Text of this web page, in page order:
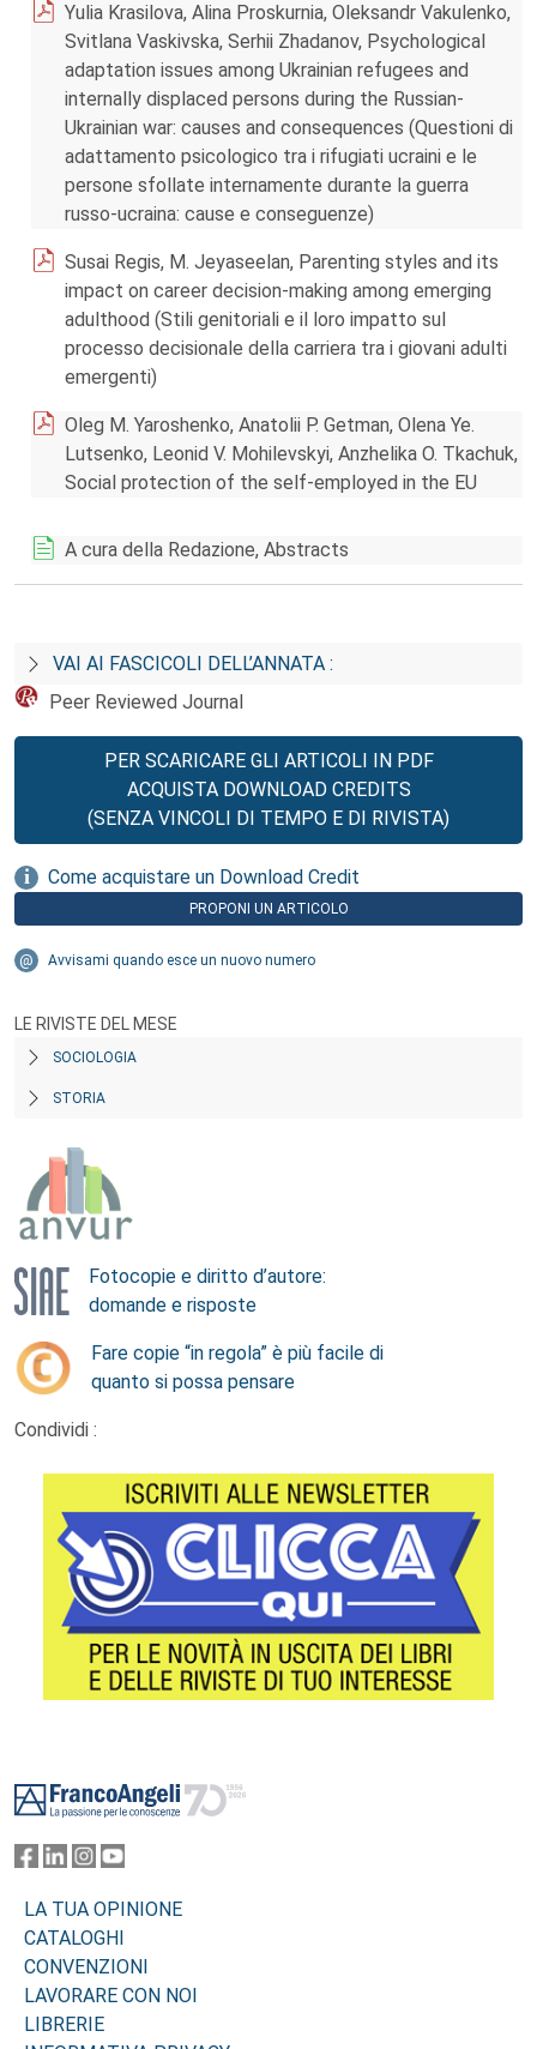
Yulia Krasilova, Alina Proskurnia, Oleksandr Vakulenko,
Svitlana Vaskivska, Serhii Zhadanov, Psychological
adaptation issues among Ukrainian refugees and
internally displaced persons during the Russian-
Ukrainian war: causes and consequences (Questioni di
adattamento psicologico tra i rifugiati ucraini e le
persone sfollate internamente durante la guerra
russo-ucraina: cause e conseguenze)
Susai Regis, M. Jeyaseelan, Parenting styles and its
impact on career decision-making among emerging
adulthood (Stili genitoriali e il loro impatto sul
processo decisionale della carriera tra i giovani adulti
emergenti)
Oleg M. Yaroshenko, Anatolii P. Getman, Olena Ye.
Lutsenko, Leonid V. Mohilevskyi, Anzhelika O. Tkachuk,
Social protection of the self-employed in the EU
A cura della Redazione, Abstracts
VAI AI FASCICOLI DELL’ANNATA :
Peer Reviewed Journal
PER SCARICARE GLI ARTICOLI IN PDF
ACQUISTA DOWNLOAD CREDITS
(SENZA VINCOLI DI TEMPO E DI RIVISTA)
Come acquistare un Download Credit
PROPONI UN ARTICOLO
Avvisami quando esce un nuovo numero
LE RIVISTE DEL MESE
SOCIOLOGIA
STORIA
Fotocopie e diritto d’autore:
domande e risposte
Fare copie “in regola” è più facile di
quanto si possa pensare
Condividi :
LA TUA OPINIONE
CATALOGHI
CONVENZIONI
LAVORARE CON NOI
LIBRERIE